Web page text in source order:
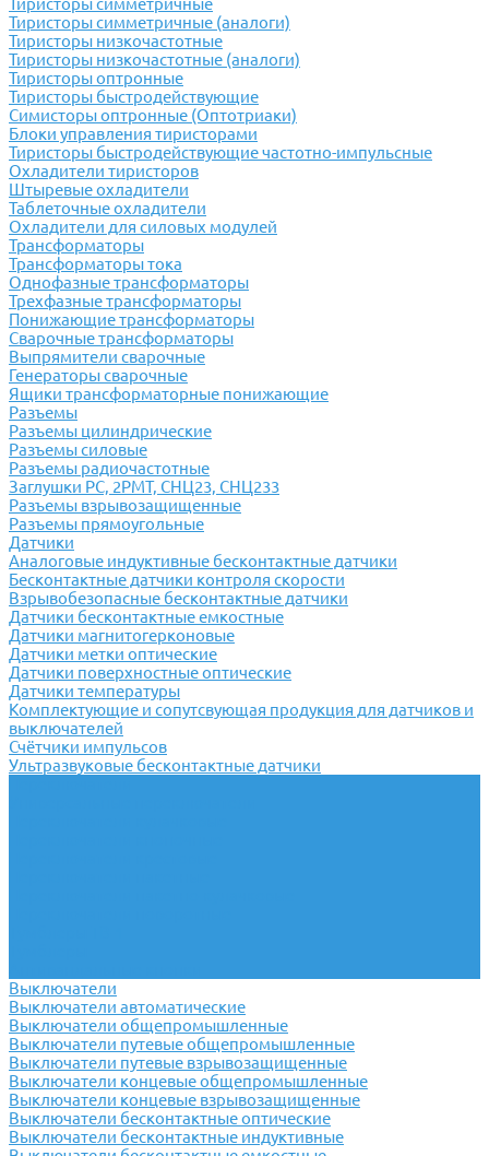
Тиристоры симметричные
Тиристоры симметричные (аналоги)
Тиристоры низкочастотные
Тиристоры низкочастотные (аналоги)
Тиристоры оптронные
Тиристоры быстродействующие
Симисторы оптронные (Оптотриаки)
Блоки управления тиристорами
Тиристоры быстродействующие частотно-импульсные
Охладители тиристоров
Штыревые охладители
Таблеточные охладители
Охладители для силовых модулей
Трансформаторы
Трансформаторы тока
Однофазные трансформаторы
Трехфазные трансформаторы
Понижающие трансформаторы
Сварочные трансформаторы
Выпрямители сварочные
Генераторы сварочные
Ящики трансформаторные понижающие
Разъемы
Разъемы цилиндрические
Разъемы силовые
Разъемы радиочастотные
Заглушки РС, 2РМТ, СНЦ23, СНЦ233
Разъемы взрывозащищенные
Разъемы прямоугольные
Датчики
Аналоговые индуктивные бесконтактные датчики
Бесконтактные датчики контроля скорости
Взрывобезопасные бесконтактные датчики
Датчики бесконтактные емкостные
Датчики магнитогерконовые
Датчики метки оптические
Датчики поверхностные оптические
Датчики температуры
Комплектующие и сопутсвующая продукция для датчиков и
выключателей
Счётчики импульсов
Ультразвуковые бесконтактные датчики
Выключатели
Выключатели автоматические
Выключатели общепромышленные
Выключатели путевые общепромышленные
Выключатели путевые взрывозащищенные
Выключатели концевые общепромышленные
Выключатели концевые взрывозащищенные
Выключатели бесконтактные оптические
Выключатели бесконтактные индуктивные